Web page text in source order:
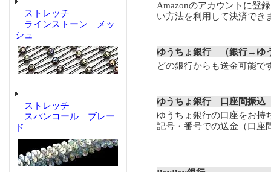
ストレッチ
ラインストーン メッ
シュ
ストレッチ
スパンコール ブレー
ド
Amazonのアカウントに登
い方法を利用して決済でき
ゆうちょ銀行 （銀行→ゆ
どの銀行からも送金可能で
ゆうちょ銀行 口座間振込
ゆうちょ銀行の口座をお持
記号・番号での送金（口座